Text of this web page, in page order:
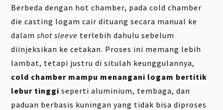
Berbeda dengan hot chamber, pada cold chamber
die casting logam cair dituang secara manual ke
dalamshot sleeve terlebih dahulu sebelum
diinjeksikan ke cetakan. Proses ini memang lebih
lambat, tetapi justru di situlah keunggulannya,
cold chamber mampu menangani logam bertitik
lebur tinggi seperti aluminium, tembaga, dan
paduan berbasis kuningan yang tidak bisa diproses